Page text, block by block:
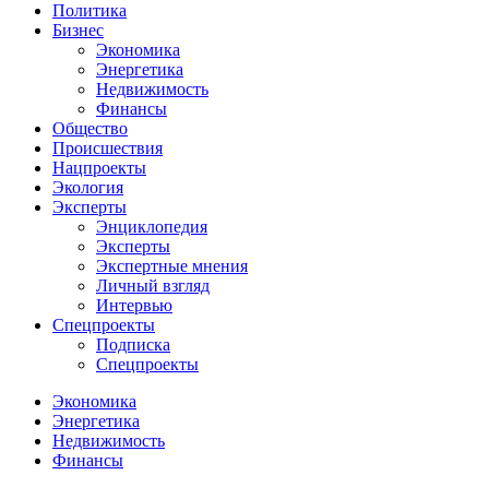
Политика
Бизнес
Экономика
Энергетика
Недвижимость
Финансы
Общество
Происшествия
Нацпроекты
Экология
Эксперты
Энциклопедия
Эксперты
Экспертные мнения
Личный взгляд
Интервью
Спецпроекты
Подписка
Спецпроекты
Экономика
Энергетика
Недвижимость
Финансы